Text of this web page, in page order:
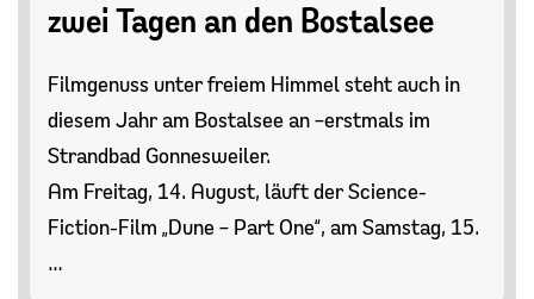
zwei Tagen an den Bostalsee
Filmgenuss unter freiem Himmel steht auch in
diesem Jahr am Bostalsee an –erstmals im
Strandbad Gonnesweiler.
Am Freitag, 14. August, läuft der Science-
Fiction-Film „Dune – Part One“, am Samstag, 15.
…